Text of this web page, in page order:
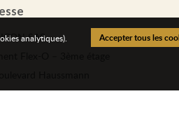
SAS
Paris
analytiques).